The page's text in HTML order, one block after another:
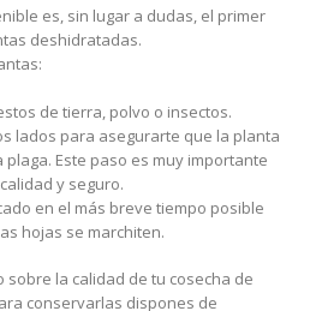
es, sin lugar a dudas, el primer
deshidratadas.
de tierra, polvo o insectos.
lados para asegurarte que la planta
Este paso es muy importante
y seguro.
en el más breve tiempo posible
hojas se marchiten.
la calidad de tu cosecha de
conservarlas dispones de